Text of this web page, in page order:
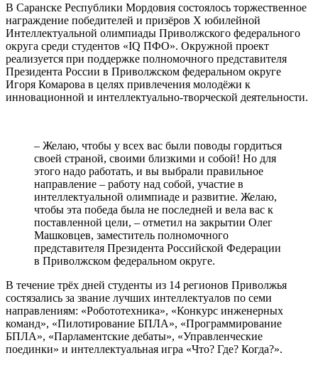
В Саранске Республики Мордовия состоялось торжественное
награждение победителей и призёров X юбилейной
Интеллектуальной олимпиады Приволжского федерального
округа среди студентов «IQ ПФО». Окружной проект
реализуется при поддержке полномочного представителя
Президента России в Приволжском федеральном округе
Игоря Комарова в целях привлечения молодёжи к
инновационной и интеллектуально-творческой деятельности.
– Желаю, чтобы у всех вас были поводы гордиться
своей страной, своими близкими и собой! Но для
этого надо работать, и вы выбрали правильное
направление – работу над собой, участие в
интеллектуальной олимпиаде и развитие. Желаю,
чтобы эта победа была не последней и вела вас к
поставленной цели, – отметил на закрытии Олег
Машковцев, заместитель полномочного
представителя Президента Российской Федерации
в Приволжском федеральном округе.
В течение трёх дней студенты из 14 регионов Приволжья
состязались за звание лучших интеллектуалов по семи
направлениям: «Робототехника», «Конкурс инженерных
команд», «Пилотирование БПЛА», «Программирование
БПЛА», «Парламентские дебаты», «Управленческие
поединки» и интеллектуальная игра «Что? Где? Когда?».